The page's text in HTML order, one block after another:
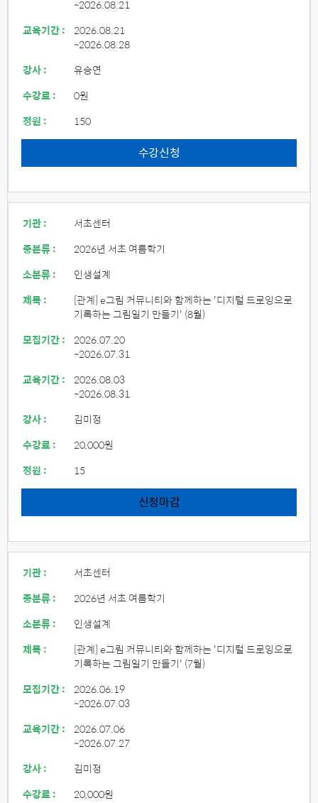
~2026.08.21
교육기간 : 2026.08.21
~2026.08.28
강사 :
유승연
수강료 :
0원
정원 :
150
수강신청
기관 :
서초센터
중분류 :
2026년 서초 여름학기
소분류 :
인생설계
제목 :
[관계] e그림 커뮤니티와 함께하는 '디지털 드로잉으로
기록하는 그림일기 만들기' (8월)
모집기간 : 2026.07.20
~2026.07.31
교육기간 : 2026.08.03
~2026.08.31
강사 :
김미정
수강료 :
20,000원
정원 :
15
신청마감
기관 :
서초센터
중분류 :
2026년 서초 여름학기
소분류 :
인생설계
제목 :
[관계] e그림 커뮤니티와 함께하는 '디지털 드로잉으로
기록하는 그림일기 만들기' (7월)
모집기간 : 2026.06.19
~2026.07.03
교육기간 : 2026.07.06
~2026.07.27
강사 :
김미정
수강료 :
20,000원